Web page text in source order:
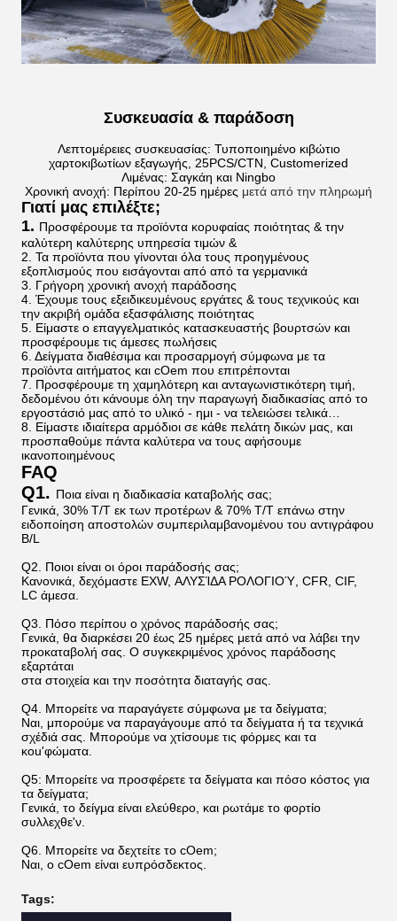
Συσκευασία & παράδοση
Λεπτομέρειες συσκευασίας: Τυποποιημένο κιβώτιο
χαρτοκιβωτίων εξαγωγής, 25PCS/CTN, Customerized
Λιμένας: Σαγκάη και Ningbo
Χρονική ανοχή: Περίπου 20-25 ημέρες μετά από την πληρωμή
Γιατί μας επιλέξτε;
1. Προσφέρουμε τα προϊόντα κορυφαίας ποιότητας & την
καλύτερη καλύτερης υπηρεσία τιμών &
2. Τα προϊόντα που γίνονται όλα τους προηγμένους
εξοπλισμούς που εισάγονται από από τα γερμανικά
3. Γρήγορη χρονική ανοχή παράδοσης
4. Έχουμε τους εξειδικευμένους εργάτες & τους τεχνικούς και
την ακριβή ομάδα εξασφάλισης ποιότητας
5. Είμαστε ο επαγγελματικός κατασκευαστής βουρτσών και
προσφέρουμε τις άμεσες πωλήσεις
6. Δείγματα διαθέσιμα και προσαρμογή σύμφωνα με τα
προϊόντα αιτήματος και cOem που επιτρέπονται
7. Προσφέρουμε τη χαμηλότερη και ανταγωνιστικότερη τιμή,
δεδομένου ότι κάνουμε όλη την παραγωγή διαδικασίας από το
εργοστάσιό μας από το υλικό - ημι - να τελειώσει τελικά…
8. Είμαστε ιδιαίτερα αρμόδιοι σε κάθε πελάτη δικών μας, και
προσπαθούμε πάντα καλύτερα να τους αφήσουμε
ικανοποιημένους
FAQ
Q1. Ποια είναι η διαδικασία καταβολής σας;
Γενικά, 30% T/T εκ των προτέρων & 70% T/T επάνω στην
ειδοποίηση αποστολών συμπεριλαμβανομένου του αντιγράφου
B/L
Q2. Ποιοι είναι οι όροι παράδοσής σας;
Κανονικά, δεχόμαστε EXW, ΑΛΥΣΊΔΑ ΡΟΛΟΓΙΟΎ, CFR, CIF,
LC άμεσα.
Q3. Πόσο περίπου ο χρόνος παράδοσής σας;
Γενικά, θα διαρκέσει 20 έως 25 ημέρες μετά από να λάβει την
προκαταβολή σας. Ο συγκεκριμένος χρόνος παράδοσης
εξαρτάται
στα στοιχεία και την ποσότητα διαταγής σας.
Q4. Μπορείτε να παραγάγετε σύμφωνα με τα δείγματα;
Ναι, μπορούμε να παραγάγουμε από τα δείγματα ή τα τεχνικά
σχέδιά σας. Μπορούμε να χτίσουμε τις φόρμες και τα
κοu'φώματα.
Q5: Μπορείτε να προσφέρετε τα δείγματα και πόσο κόστος για
τα δείγματα;
Γενικά, το δείγμα είναι ελεύθερο, και ρωτάμε το φορτίο
συλλεχθε'ν.
Q6. Μπορείτε να δεχτείτε το cOem;
Ναι, ο cOem είναι ευπρόσδεκτος.
Tags: